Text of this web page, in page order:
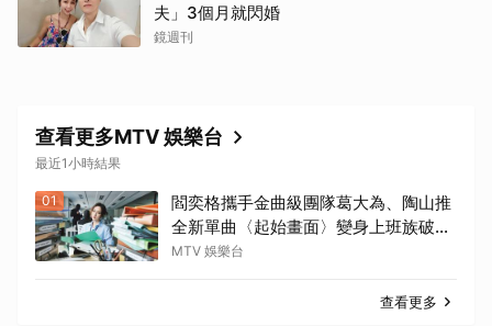
夫」3個月就閃婚
鏡週刊
查看更多MTV 娛樂台
最近1小時結果
01
閻奕格攜手金曲級團隊葛大為、陶山推
全新單曲〈起始畫面〉變身上班族破關
冒險
MTV 娛樂台
查看更多